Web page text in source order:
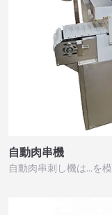
自動肉串機
自動肉串刺し機は…を